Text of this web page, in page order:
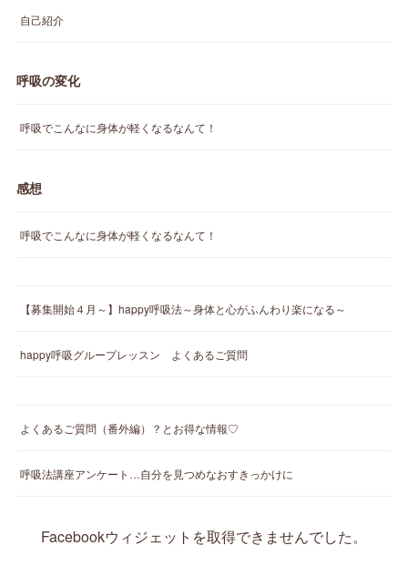
自己紹介
呼吸の変化
呼吸でこんなに身体が軽くなるなんて！
感想
呼吸でこんなに身体が軽くなるなんて！
【募集開始４月～】happy呼吸法～身体と心がふんわり楽になる～
happy呼吸グループレッスン よくあるご質問
よくあるご質問（番外編）？とお得な情報♡
呼吸法講座アンケート…自分を見つめなおすきっかけに
Facebookウィジェットを取得できませんでした。